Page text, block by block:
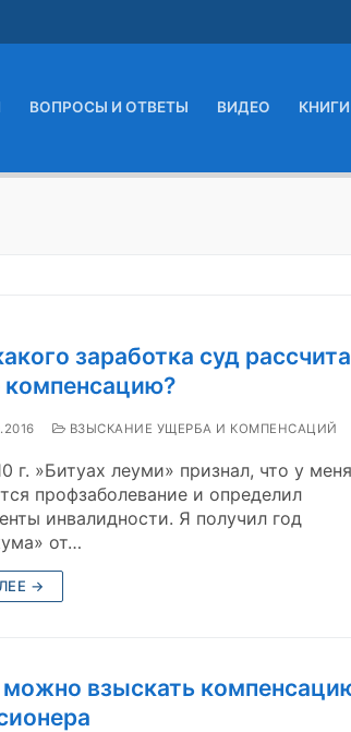
ВОПРОСЫ И ОТВЕТЫ ВИДЕО КНИГИ
заработка суд
компенсацию?
ВЗЫСКАНИЕ УЩЕРБА И КОМПЕНСАЦИЙ
г. »Битуах леуми» признал, что у меня
профзаболевание и определил
инвалидности. Я получил год
от…
→
можно взыскать